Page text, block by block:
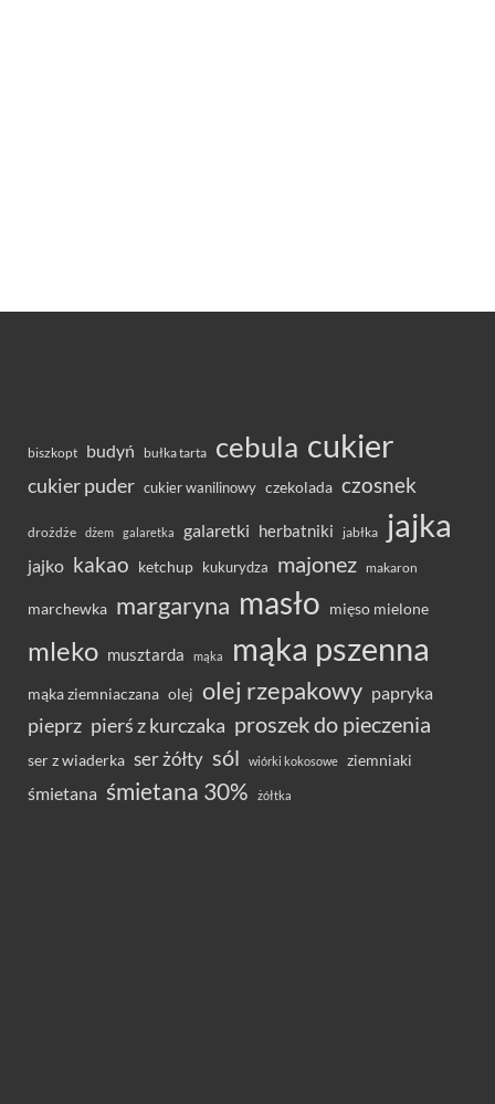
biszkopt budyń bułka tarta cebula cukier
cukier puder cukier wanilinowy czekolada czosnek
drożdże dżem galaretka galaretki herbatniki jabłka jajka
jajko kakao ketchup kukurydza majonez makaron
marchewka margaryna masło mięso mielone
mleko musztarda mąka mąka pszenna
mąka ziemniaczana olej olej rzepakowy papryka
pieprz pierś z kurczaka proszek do pieczenia
ser z wiaderka ser żółty sól wiórki kokosowe ziemniaki
śmietana śmietana 30% żółtka